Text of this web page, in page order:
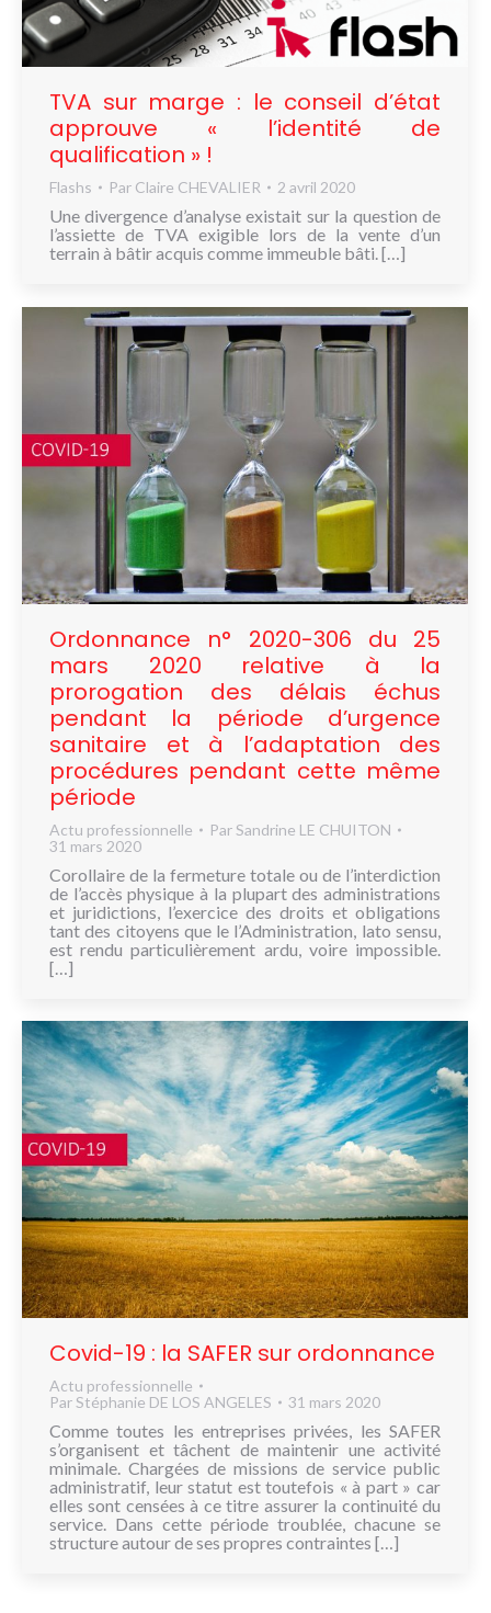
TVA sur marge : le conseil d’état
approuve « l’identité de
qualification » !
Flashs Par Claire CHEVALIER 2 avril 2020
Une divergence d’analyse existait sur la question de
l’assiette de TVA exigible lors de la vente d’un
terrain à bâtir acquis comme immeuble bâti. […]
Ordonnance n° 2020-306 du 25
mars 2020 relative à la
prorogation des délais échus
pendant la période d’urgence
sanitaire et à l’adaptation des
procédures pendant cette même
période
Actu professionnelle ParSandrine LE CHUITON
31 mars 2020
Corollaire de la fermeture totale ou de l’interdiction
de l’accès physique à la plupart des administrations
et juridictions, l’exercice des droits et obligations
tant des citoyens que le l’Administration, lato sensu,
est rendu particulièrement ardu, voire impossible.
[…]
Covid-19 : la SAFER sur ordonnance
Actu professionnelle
ParStéphanie DE LOS ANGELES 31 mars 2020
Comme toutes les entreprises privées, les SAFER
s’organisent et tâchent de maintenir une activité
minimale. Chargées de missions de service public
administratif, leur statut est toutefois « à part » car
elles sont censées à ce titre assurer la continuité du
service. Dans cette période troublée, chacune se
structure autour de ses propres contraintes […]